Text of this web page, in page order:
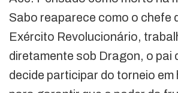
Sabo reaparece como o chefe
Exército Revolucionário,
diretamente sob Dragon, o pai
decide participar do torneio em